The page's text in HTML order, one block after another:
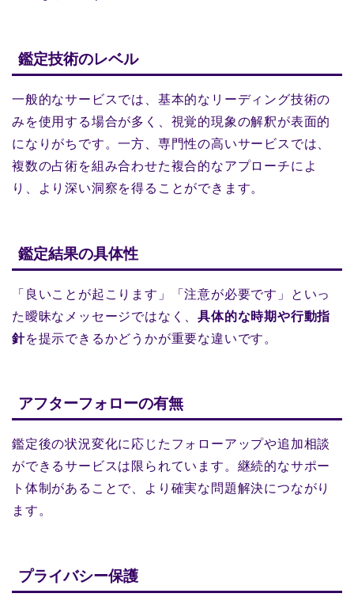
鑑定技術のレベル
一般的なサービスでは、基本的なリーディング技術の
みを使用する場合が多く、視覚的現象の解釈が表面的
になりがちです。一方、専門性の高いサービスでは、
複数の占術を組み合わせた複合的なアプローチによ
り、より深い洞察を得ることができます。
鑑定結果の具体性
「良いことが起こります」「注意が必要です」といっ
た曖昧なメッセージではなく、具体的な時期や行動指
針を提示できるかどうかが重要な違いです。
アフターフォローの有無
鑑定後の状況変化に応じたフォローアップや追加相談
ができるサービスは限られています。継続的なサポー
ト体制があることで、より確実な問題解決につながり
ます。
プライバシー保護